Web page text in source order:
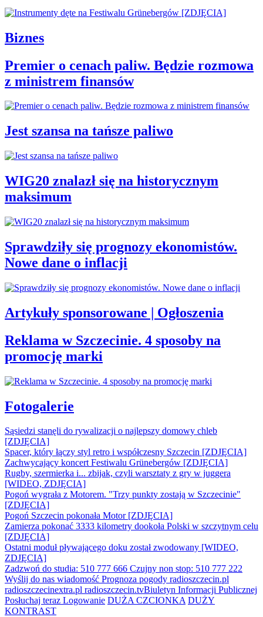
Biznes
Premier o cenach paliw. Będzie rozmowa
z ministrem finansów
Jest szansa na tańsze paliwo
WIG20 znalazł się na historycznym
maksimum
Sprawdziły się prognozy ekonomistów.
Nowe dane o inflacji
Artykuły sponsorowane | Ogłoszenia
Reklama w Szczecinie. 4 sposoby na
promocję marki
Fotogalerie
Sąsiedzi stanęli do rywalizacji o najlepszy domowy chleb
[ZDJĘCIA]
Spacer, który łączy styl retro i współczesny Szczecin [ZDJĘCIA]
Zachwycający koncert Festiwalu Grünebergów [ZDJĘCIA]
Rugby, szermierka i... zbijak, czyli warsztaty z gry w juggera
[WIDEO, ZDJĘCIA]
Pogoń wygrała z Motorem. "Trzy punkty zostają w Szczecinie"
[ZDJĘCIA]
Pogoń Szczecin pokonała Motor [ZDJĘCIA]
Zamierza pokonać 3333 kilometry dookoła Polski w szczytnym celu
[ZDJĘCIA]
Ostatni moduł pływającego doku został zwodowany [WIDEO,
ZDJĘCIA]
Zadzwoń do studia: 510 777 666 Czujny non stop: 510 777 222
Wyślij do nas wiadomość Prognoza pogody radioszczecin.pl
radioszczecinextra.pl radioszczecin.tvBiuletyn Informacji Publicznej
Posłuchaj teraz Logowanie DUŻA CZCIONKA DUŻY
KONTRAST